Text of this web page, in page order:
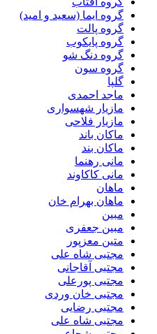
گروه ایما (سعید و امید)
گروه پالت
گروه پایکوب
گروه دنگ شو
گروه سون
گلپا
ماجد احمدی
مازیار شهسواری
مازیار فلاحی
ماکان باند
ماکان بند
مانی رهنما
مانی کاکاوند
ماهان
ماهان بهرام خان
مبین
مبین جعفری
متین معزپور
مجتبى شاه على
مجتبی آقاجانی
مجتبی پورعلی
مجتبی خان وردی
مجتبی رضایی
مجتبی شاه علی